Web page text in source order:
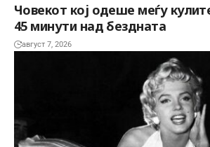
Човекот кој одеше меѓу
45 минути над бездната
август 7, 2026